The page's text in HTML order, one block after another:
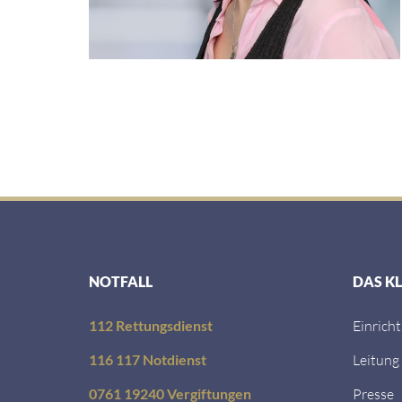
NOTFALL
112 Rettungsdienst
116 117 Notdienst
0761 19240 Vergiftungen
DAS
Presse